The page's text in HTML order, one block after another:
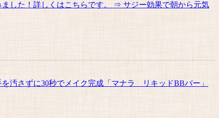
した！詳しくはこちらです。 ⇒ サジー効果で朝から元気
汚さずに30秒でメイク完成「マナラ リキッドBBバー」